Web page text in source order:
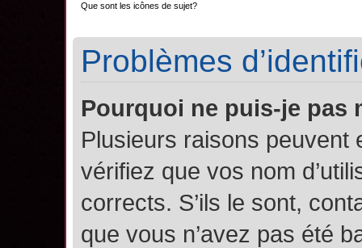
Que sont les icônes de sujet?
Problèmes
Pourquoi ne puis-je pas
Plusieurs raisons peuvent
vérifiez que vos nom
corrects. S’ils le sont,
que vous n’avez pas été